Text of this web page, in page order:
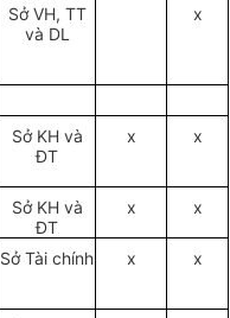
Sở VH, TT
và DL
x
Sở KHvà
ĐT
x x
Sở KH và
ĐT
x x
Sở Tài chính x x